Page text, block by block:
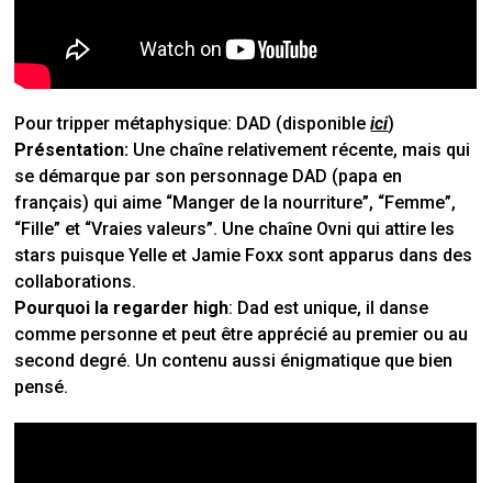
Pour tripper métaphysique: DAD (disponibleici)
Présentation: Une chaîne relativement récente, mais qui
se démarque par son personnage DAD (papa en
français) qui aime “Manger de la nourriture”, “Femme”,
“Fille” et “Vraies valeurs”. Une chaîne Ovni qui attire les
stars puisque Yelle et Jamie Foxx sont apparus dans des
collaborations.
Pourquoi la regarder high: Dad est unique, il danse
comme personne et peut être apprécié au premier ou au
second degré. Un contenu aussi énigmatique que bien
pensé.